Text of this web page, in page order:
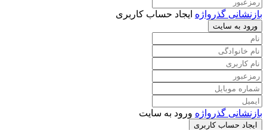
بازنشانی گذرواژه ایجاد حساب کاربری
ورود به سایت
بازنشانی گذرواژه ورود به سایت
ایجاد حساب کاربری